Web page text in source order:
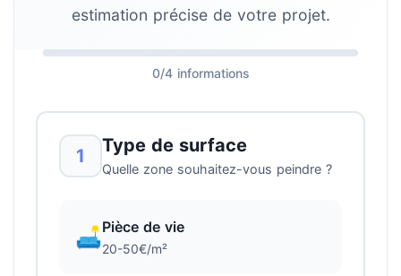
estimation précise de votre projet.
0/4 informations
1 Type de surface
Quelle zone souhaitez-vous peindre ?
🛋️Pièce de vie
20-50€/m²